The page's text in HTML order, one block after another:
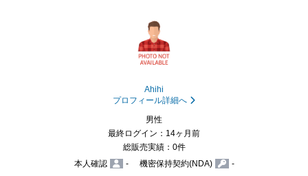
Ahihi
プロフィール詳細へ
男性
最終ログイン：14ヶ月前
総販売実績：0件
本人確認
- 機密保持契約(NDA) -